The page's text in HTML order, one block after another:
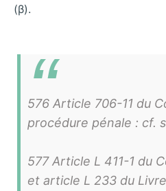
(β).
576 Article 706-11 du
procédure pénale : cf.
577 Article L 411-1 du
et article L 233 du